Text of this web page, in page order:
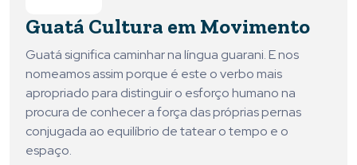
Guatá Cultura em Movimento
Guatá significa caminhar na língua guarani. E nos
nomeamos assim porque é este o verbo mais
apropriado para distinguir o esforço humano na
procura de conhecer a força das próprias pernas
conjugada ao equilíbrio de tatear o tempo e o
espaço.